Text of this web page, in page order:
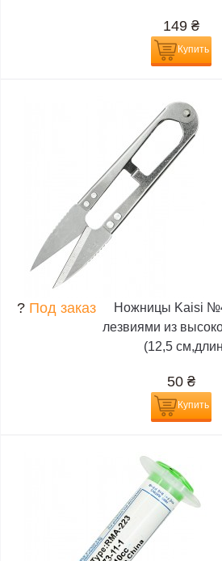
149 ₴
Купить
? Под заказ
Ножницы Kaisi
лезвиями из
(12,5
50 ₴
Купить